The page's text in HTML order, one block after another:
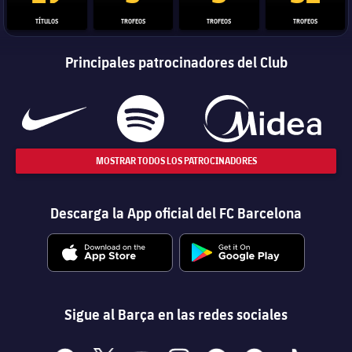
TÍTULOS TROFEOS TROFEOS TROFEOS
Principales patrocinadores del Club
MOSTRAR TODOS LOS PATROCINADORES
Descarga la App oficial del FC Barcelona
Sigue al Barça en las redes sociales